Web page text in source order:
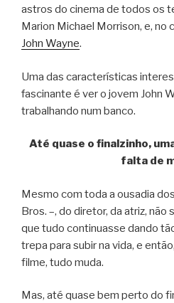
astros do cinema de todos os
Marion Michael Morrison, e, no
John Wayne.
Uma das características
fascinante é ver o jovem John
trabalhando num banco.
Até quase o finalzinho,
falta de
Mesmo com toda a ousadia
Bros. –, do diretor, da atriz, não
que tudo continuasse dando
trepa para subir na vida, e
filme, tudo muda.
Mas, até quase bem perto do